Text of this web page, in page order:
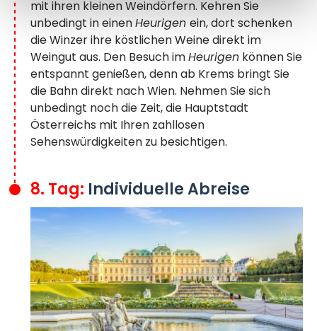
mit ihren kleinen Weindörfern. Kehren Sie
unbedingt in einenHeurigen ein, dort schenken
die Winzer ihre köstlichen Weine direkt im
Weingut aus. Den Besuch imHeurigen können Sie
entspannt genießen, denn ab Krems bringt Sie
die Bahn direkt nach Wien. Nehmen Sie sich
unbedingt noch die Zeit, die Hauptstadt
Österreichs mit Ihren zahllosen
Sehenswürdigkeiten zu besichtigen.
8. Tag: Individuelle Abreise